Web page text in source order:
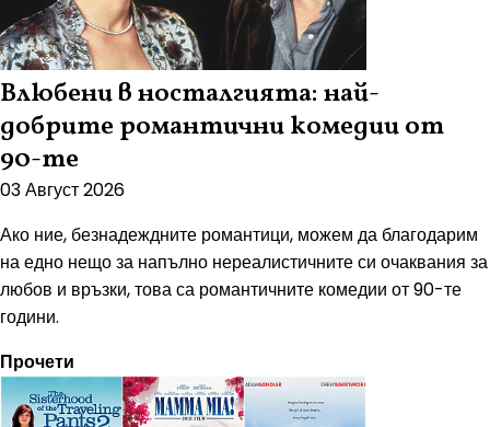
Влюбени в носталгията: най-
добрите романтични комедии от
90-те
03 Август 2026
Ако ние, безнадеждните романтици, можем да благодарим
на едно нещо за напълно нереалистичните си очаквания за
любов и връзки, това са романтичните комедии от 90-те
години.
Прочети